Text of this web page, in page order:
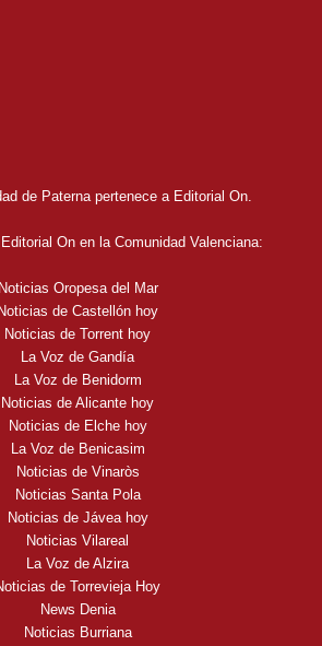
de Paterna pertenece a Editorial On.
On en la Comunidad Valenciana:
Noticias Oropesa del Mar
Noticias de Castellón hoy
Noticias de Torrent hoy
La Voz de Gandía
La Voz de Benidorm
Noticias de Alicante hoy
Noticias de Elche hoy
La Voz de Benicasim
Noticias de Vinaròs
Noticias Santa Pola
Noticias de Jávea hoy
Noticias Vilareal
La Voz de Alzira
de Torrevieja Hoy
News Denia
Noticias Burriana